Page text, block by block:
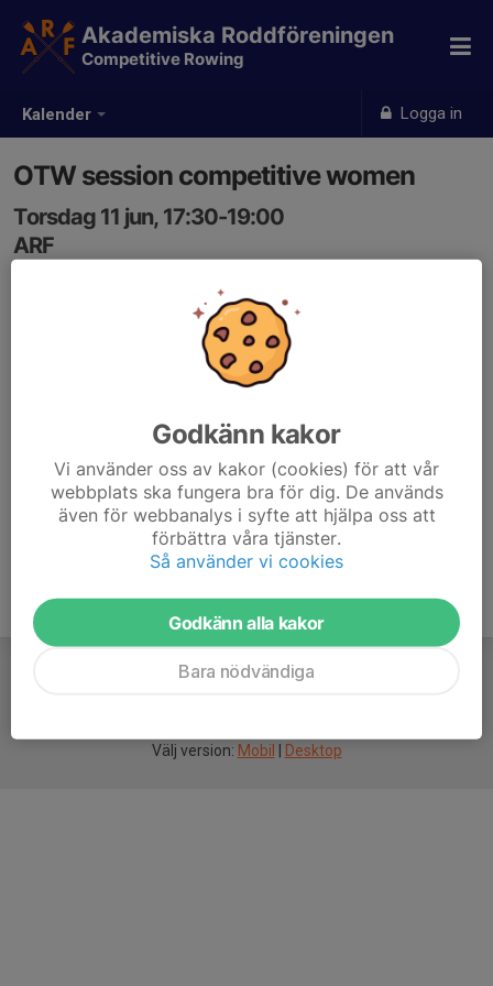
Kalender Logga in
Akademiska Roddföreningen
Competitive Rowing
OTW session competitive women
Torsdag 11 jun, 17:30-19:00
ARF
Välj version: Mobil Desktop
Godkänn kakor
Vi använder oss av kakor (cookies) för att vår
webbplats ska fungera bra för dig. De används
även för webbanalys i syfte att hjälpa oss att
förbättra våra tjänster.
Så använder vi cookies
Godkänn alla kakor
Bara nödvändiga